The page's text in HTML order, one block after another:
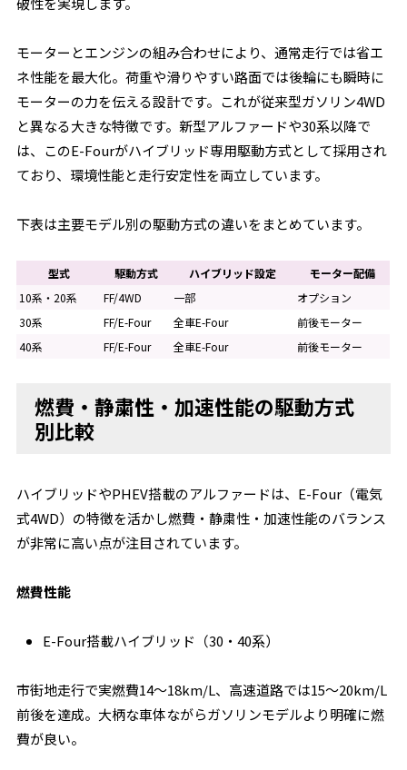
モーターとエンジンの組み合わせにより、通常走行では省エ
ネ性能を最大化。荷重や滑りやすい路面では後輪にも瞬時に
モーターの力を伝える設計です。これが従来型ガソリン4WD
と異なる大きな特徴です。新型アルファードや30系以降で
は、このE-Fourがハイブリッド専用駆動方式として採用され
ており、環境性能と走行安定性を両立しています。
下表は主要モデル別の駆動方式の違いをまとめています。
型式 駆動方式 ハイブリッド設定
モーター配備
10系・20系
FF/4WD 一部
オプション
30系
FF/E-Four 全車E-Four
前後モーター
40系
FF/E-Four 全車E-Four 前後モーター
燃費・静粛性・加速性能の駆動方式
別比較
ハイブリッドやPHEV搭載のアルファードは、E-Four（電気
式4WD）の特徴を活かし燃費・静粛性・加速性能のバランス
が非常に高い点が注目されています。
燃費性能
E-Four搭載ハイブリッド（30・40系）
市街地走行で実燃費14〜18km/L、高速道路では15〜20km/L
前後を達成。大柄な車体ながらガソリンモデルより明確に燃
費が良い。